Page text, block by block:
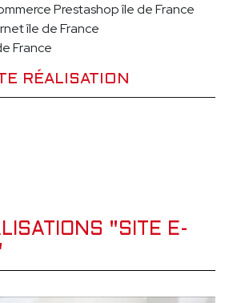
Prestashop île de France
île de France
France
RÉALISATION
"SITE E-